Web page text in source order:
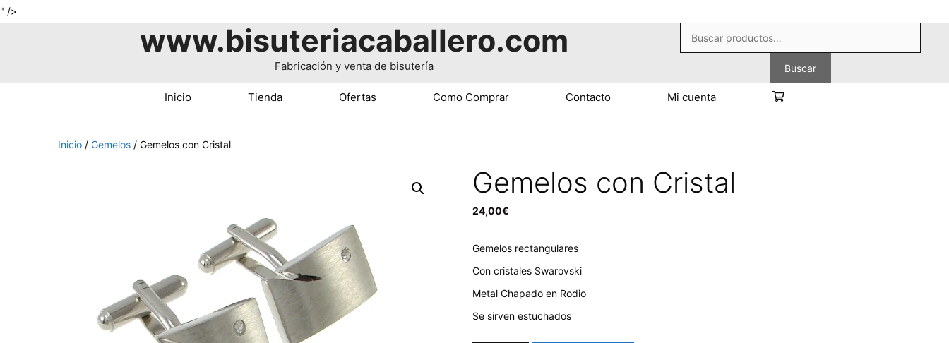
" />
Buscar
por:
Buscar
www.bisuteriacaballero.com
Fabricación y venta de bisutería
Inicio Tienda Ofertas Como Comprar Contacto Mi cuenta
Inicio / Gemelos / Gemelos con Cristal
Gemelos con Cristal
24,00€
Gemelos rectangulares
Con cristales Swarovski
Metal Chapado en Rodio
Se sirven estuchados